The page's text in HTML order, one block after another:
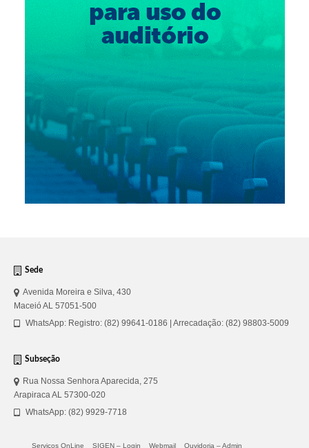
Ouvidoria
Fale Conosco
NEP
Sede
Avenida Moreira e Silva, 430
Maceió AL 57051-500
WhatsApp: Registro: (82) 99641-0186 | Arrecadação: (82) 98803-5009
Subseção
Rua Nossa Senhora Aparecida, 275
Arapiraca AL 57300-020
WhatsApp: (82) 9929-7718
Serviços OnLine SIGEN – Login Webmail Ouvidoria – Admin